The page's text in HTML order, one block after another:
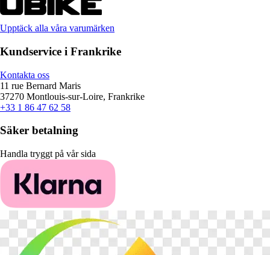
Upptäck alla våra varumärken
Kundservice i Frankrike
Kontakta oss
11 rue Bernard Maris
37270 Montlouis-sur-Loire, Frankrike
+33 1 86 47 62 58
Säker betalning
Handla tryggt på vår sida